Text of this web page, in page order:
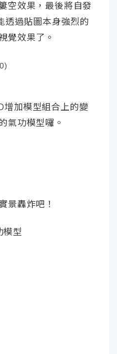
空效果，最後將自發
透過貼圖本身強烈的
覺效果了。
加模型組合上的變
氣功模型囉。
景轟炸吧！
模型